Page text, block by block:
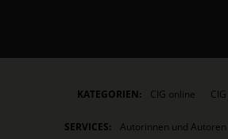
KATEGORIEN: CIG online
SERVICES: Autorinnen und Autoren